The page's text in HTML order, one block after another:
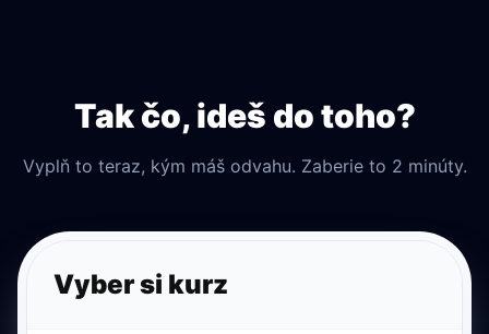
Tak čo, ideš do toho?
Vyplň to teraz, kým máš odvahu. Zaberie to 2 minúty.
Vyber si kurz